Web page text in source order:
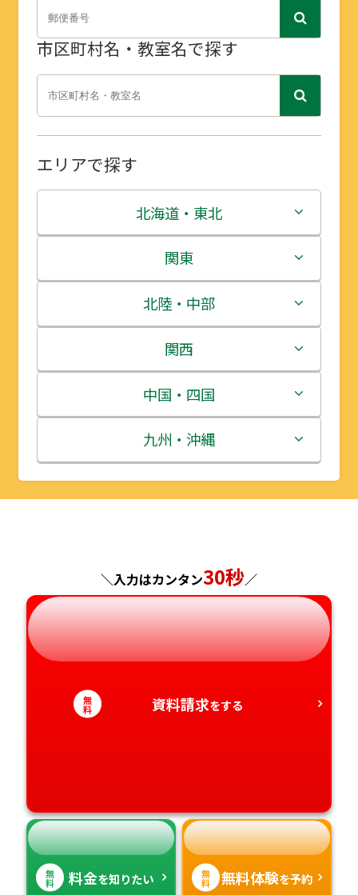
市区町村名・教室名で探す
エリアで探す
北海道・東北
北海道
青森県
岩手県
宮城県
秋田県
山形県
関東
茨城県
栃木県
群馬県
埼玉県
千葉県
神奈川県
北陸・中部
新潟県
富山県
石川県
福井県
長野県
岐阜県
静岡県
愛知県
関西
三重県
滋賀県
京都府
兵庫県
奈良県
和歌山県
中国・四国
鳥取県
島根県
広島県
山口県
徳島県
香川県
九州・沖縄
福岡県
長崎県
熊本県
大分県
宮崎県
＼入力はカンタン30秒／
無
料 資料請求をする
無
料 料金を知りたい 無
料 無料体験を予約